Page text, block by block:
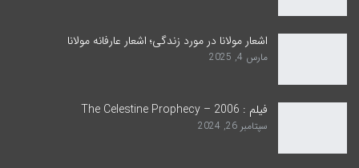
اشعار مولانا در مورد زندگی؛ اشعار عارفانه مولانا
مارس 4, 2025
فیلم : The Celestine Prophecy – 2006
سپتامبر 26, 2024